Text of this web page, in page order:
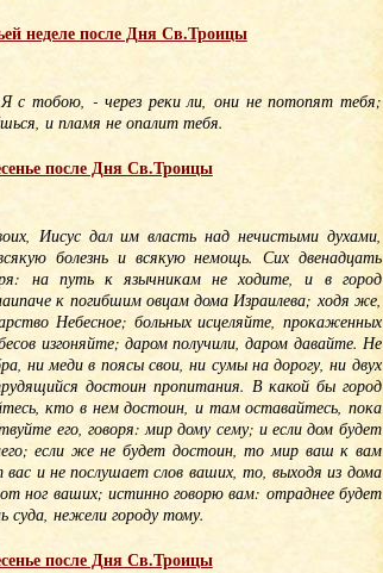
неделе после Дня Св.Троицы
Я с тобою, - через реки ли, они не потопят тебя;
и пламя не опалит тебя.
после Дня Св.Троицы
Иисус дал им власть над нечистыми духами,
болезнь и всякую немощь. Сих двенадцать
на путь к язычникам не ходите, и в город
к погибшим овцам дома Израилева; ходя же,
Небесное; больных исцеляйте, прокаженных
изгоняйте; даром получили, даром давайте. Не
ни меди в поясы свои, ни сумы на дорогу, ни двух
достоин пропитания. В какой бы город
кто в нем достоин, и там оставайтесь, пока
его, говоря: мир дому сему; и если дом будет
если же не будет достоин, то мир ваш к вам
и не послушает слов ваших, то, выходя из дома
ног ваших; истинно говорю вам: отраднее будет
суда, нежели городу тому.
после Дня Св.Троицы